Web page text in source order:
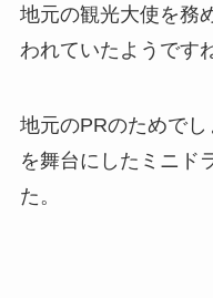
地元の観光大使を務
われていたようです
地元のPRのためで
を舞台にしたミニド
た。